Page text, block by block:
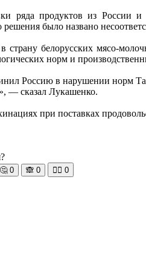
ряда продуктов из России
было названо
страну белорусских мясо-
норм и
Россию в нарушении норм
— сказал Лукашенко.
при поставках
🤔 0 🙈 0 🧘‍♀️ 0